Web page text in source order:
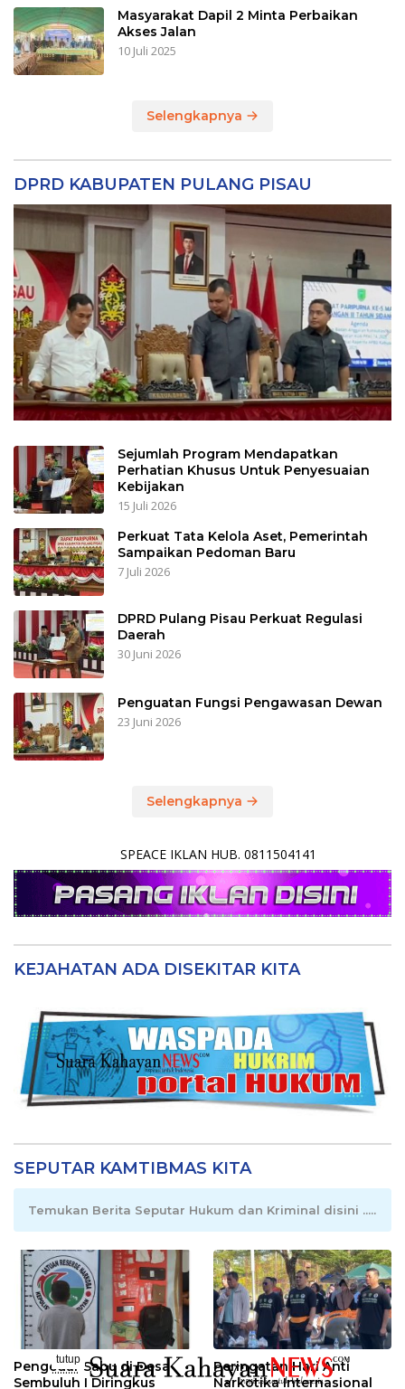
Masyarakat Dapil 2 Minta Perbaikan
Akses Jalan
10 Juli 2025
Selengkapnya
DPRD KABUPATEN PULANG PISAU
Sejumlah Program Mendapatkan
Perhatian Khusus Untuk Penyesuaian
Kebijakan
15 Juli 2026
Perkuat Tata Kelola Aset, Pemerintah
Sampaikan Pedoman Baru
7 Juli 2026
DPRD Pulang Pisau Perkuat Regulasi
Daerah
30 Juni 2026
Penguatan Fungsi Pengawasan Dewan
23 Juni 2026
Selengkapnya
SPEACE IKLAN HUB. 0811504141
KEJAHATAN ADA DISEKITAR KITA
SEPUTAR KAMTIBMAS KITA
Temukan Berita Seputar Hukum dan Kriminal disini .....
Pengedar Sabu di Desa
Sembuluh I Diringkus
Peringatan Hari Anti
Narkotika Internasional
tutup
..........